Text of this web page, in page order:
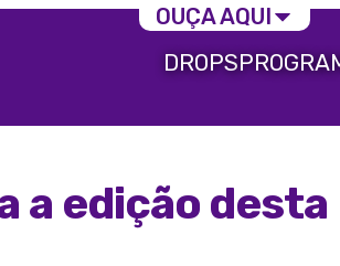
DROPS
a edição desta
OUÇA AQUI